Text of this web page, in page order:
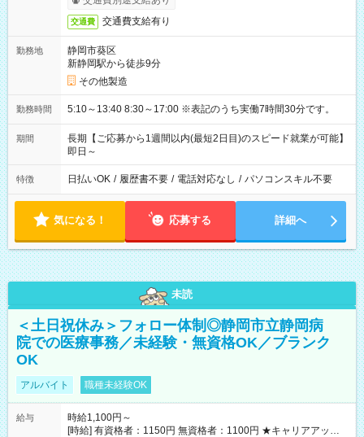
交通費 交通費支給有り
勤務地
静岡市葵区
新静岡駅から徒歩9分
その他製造
勤務時間 5:10～13:40 8:30～17:00 ※表記のうち実働7時間30分です。
期間
長期【ご応募から1週間以内(最短2日目)のスピード就業が可能】
即日～
特徴 日払いOK / 履歴書不要 / 電話対応なし / パソコンスキル不要
気になる！ 応募する 詳細へ
未読
＜土日祝休み＞フォロー体制◎静岡市立静岡病
院での医療事務／未経験・無資格OK／ブランク
OK
アルバイト 職種未経験OK
給与
時給1,100円～
[時給] 有資格者：1150円 無資格者：1100円 ★キャリアアップ制